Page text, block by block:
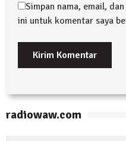
Simpan nama, email,
ini untuk komentar saya
radiowaw.com